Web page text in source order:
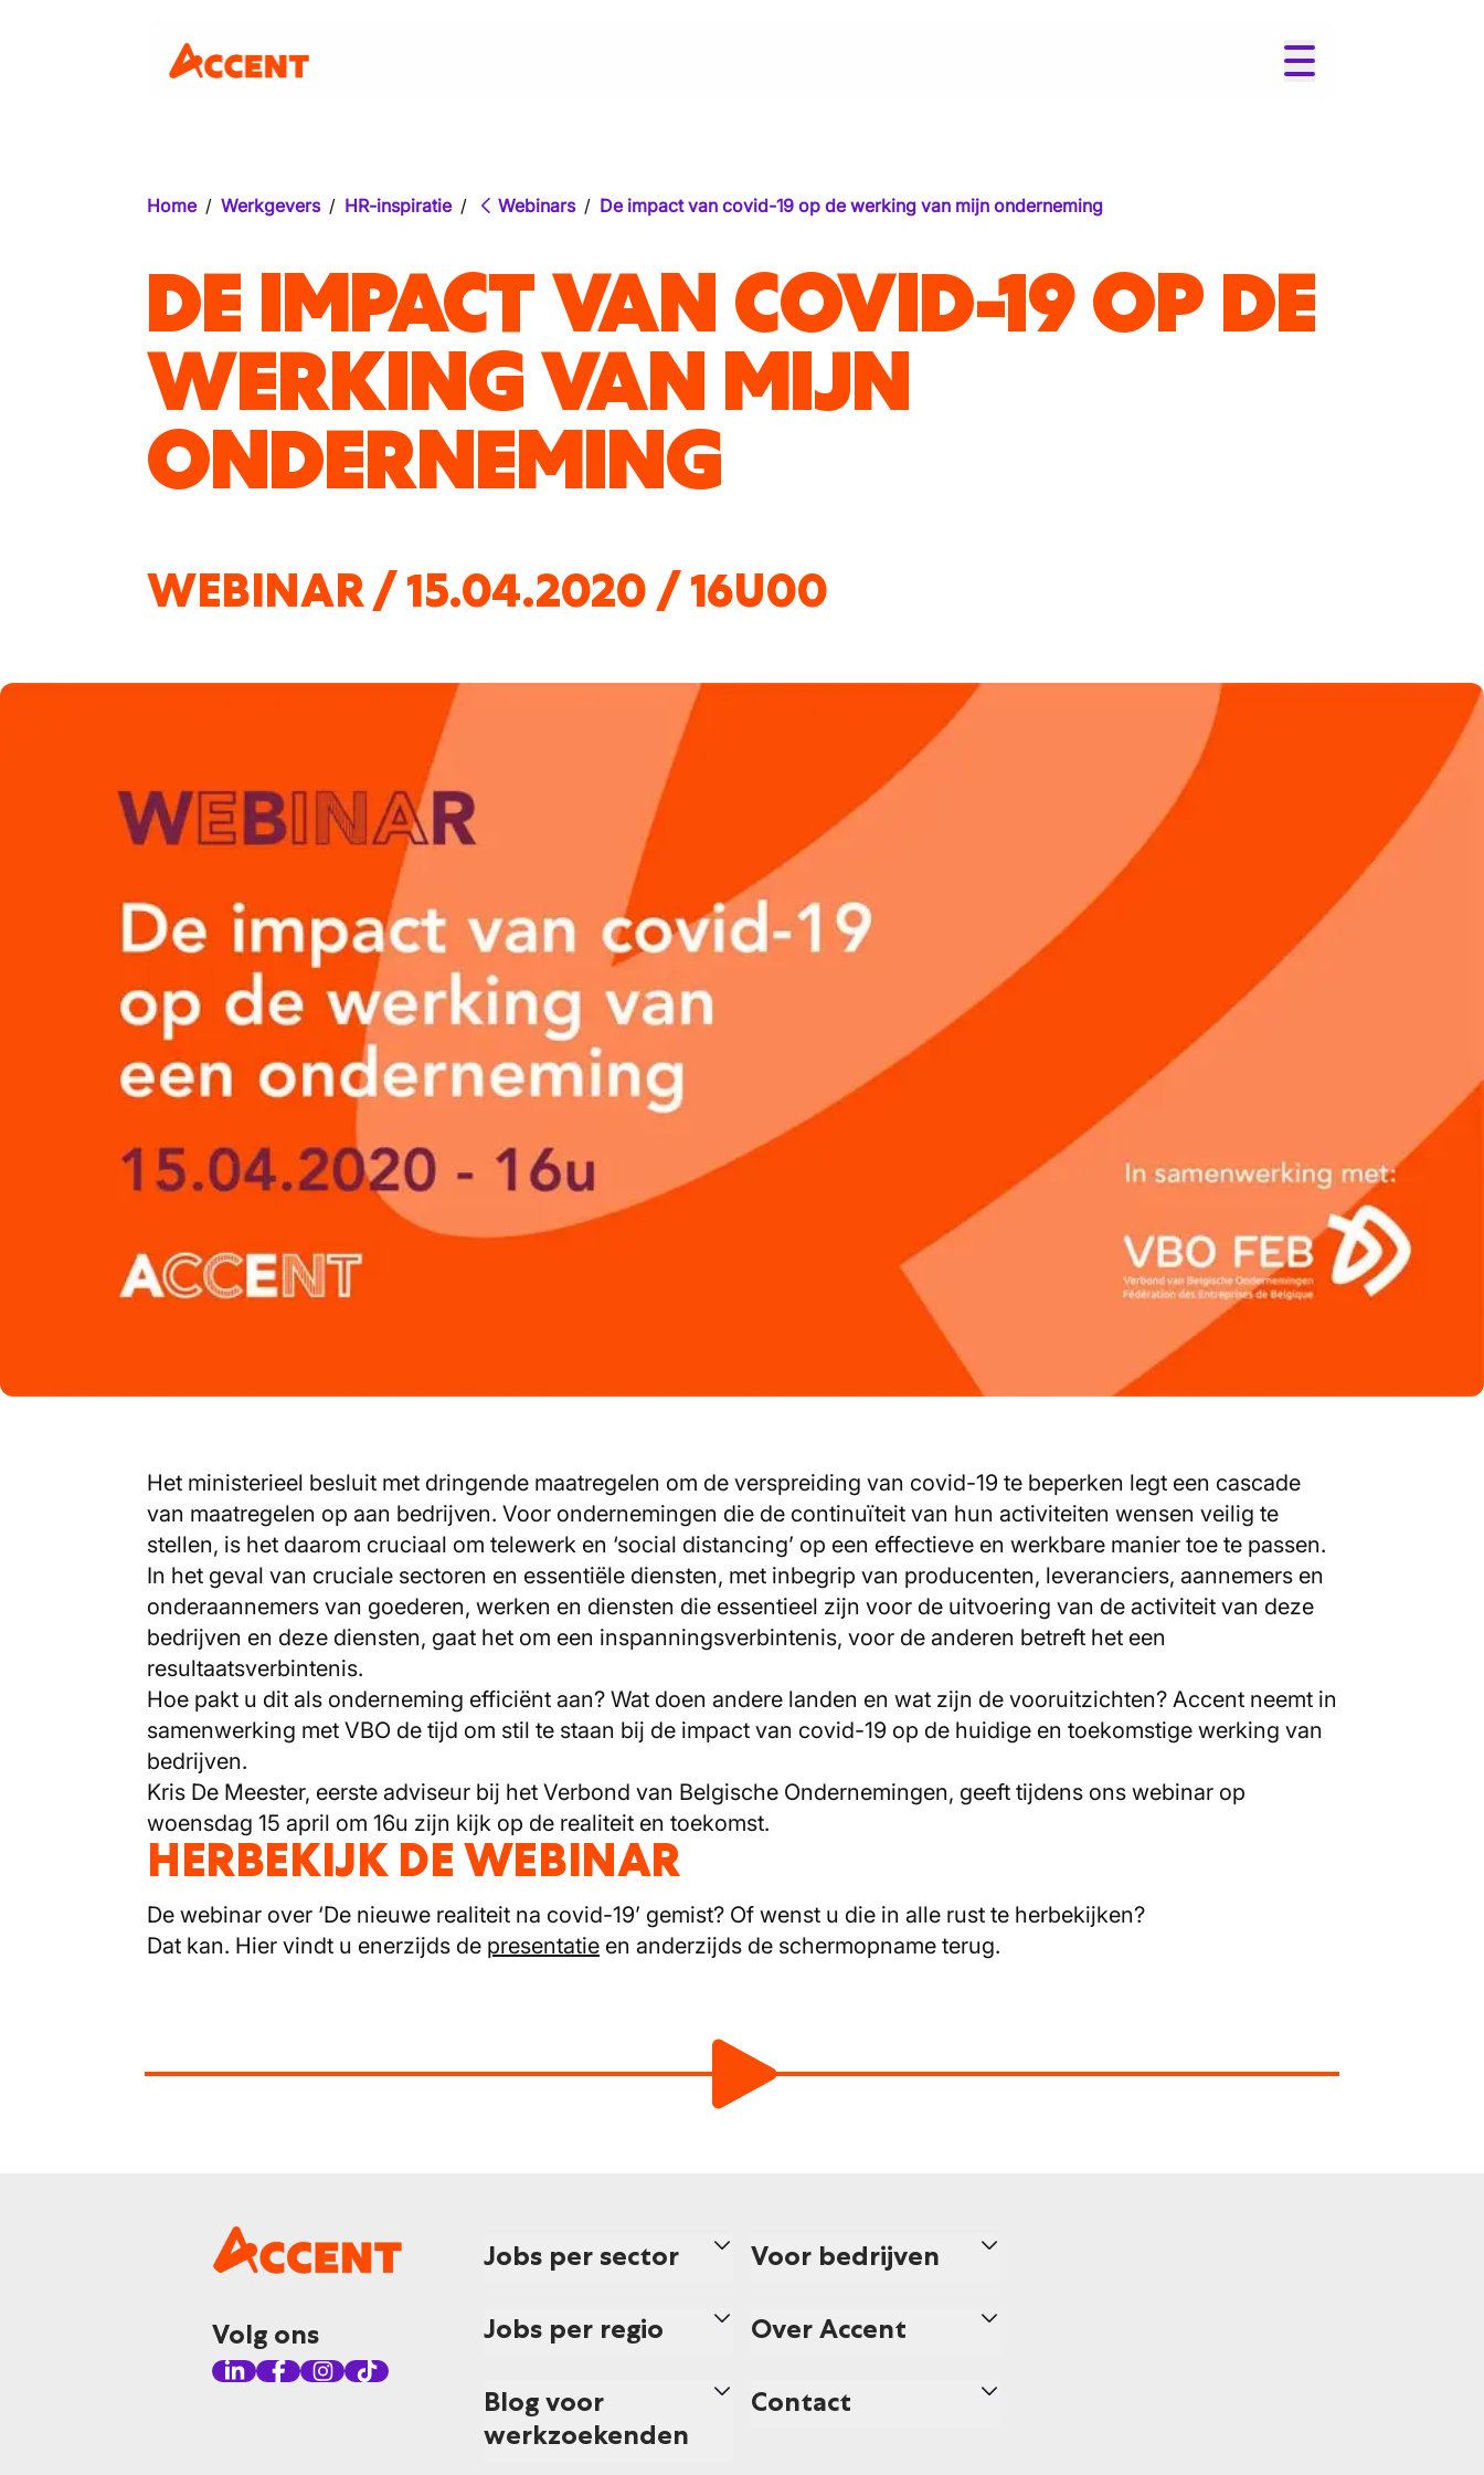
Home / Werkgevers / HR-inspiratie / Webinars / De impact van covid-19 op de werking van mijn onderneming
DE IMPACT VAN COVID-19 OP DE
WERKING VAN MIJN
ONDERNEMING
WEBINAR / 15.04.2020 / 16U00
Het ministerieel besluit met dringende maatregelen om de verspreiding van covid-19 te beperken legt een cascade
van maatregelen op aan bedrijven. Voor ondernemingen die de continuïteit van hun activiteiten wensen veilig te
stellen, is het daarom cruciaal om telewerk en ‘social distancing’ op een effectieve en werkbare manier toe te passen.
In het geval van cruciale sectoren en essentiële diensten, met inbegrip van producenten, leveranciers, aannemers en
onderaannemers van goederen, werken en diensten die essentieel zijn voor de uitvoering van de activiteit van deze
bedrijven en deze diensten, gaat het om een inspanningsverbintenis, voor de anderen betreft het een
resultaatsverbintenis.
Hoe pakt u dit als onderneming efficiënt aan? Wat doen andere landen en wat zijn de vooruitzichten? Accent neemt in
samenwerking met VBO de tijd om stil te staan bij de impact van covid-19 op de huidige en toekomstige werking van
bedrijven.
Kris De Meester, eerste adviseur bij het Verbond van Belgische Ondernemingen, geeft tijdens ons webinar op
woensdag 15 april om 16u zijn kijk op de realiteit en toekomst.
HERBEKIJK DE WEBINAR
De webinar over ‘De nieuwe realiteit na covid-19’ gemist? Of wenst u die in alle rust te herbekijken?
Dat kan. Hier vindt u enerzijds de presentatie en anderzijds de schermopname terug.
Volg ons
Jobs per sector
Jobs per regio
Blog voor
werkzoekenden
Voor bedrijven
Over Accent
Contact